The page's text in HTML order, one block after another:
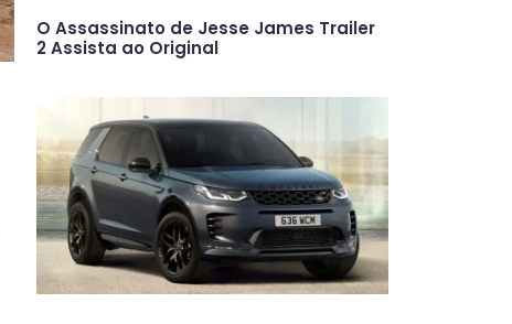
O Assassinato de Jesse James Trailer
2 Assista ao Original